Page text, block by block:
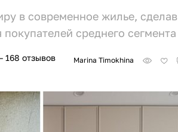
в современное жилье, сделав
среднего сегмента
168 отзывов Marina Timokhina